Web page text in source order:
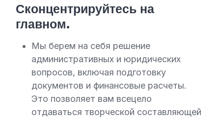
Сконцентрируйтесь на
главном.
Мы берем на себя решение
административных и юридических
вопросов, включая подготовку
документов и финансовые расчеты.
Это позволяет вам всецело
отдаваться творческой составляющей